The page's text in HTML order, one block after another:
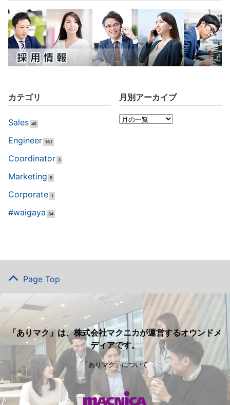
カテゴリ
Sales 45
Engineer 161
Coordinator 3
Marketing 5
Corporate 1
#waigaya 34
月別アーカイブ
Page Top
「ありマク」は、株式会社マクニカが運営するオウンドメ
ディアです。
「ありマク」について